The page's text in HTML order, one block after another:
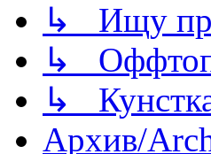
↳ Ищу
↳
↳
Архив/